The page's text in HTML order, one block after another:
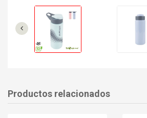
Productos relacionados